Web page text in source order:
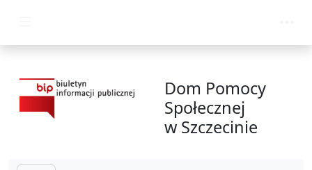
Dom Pomocy
Społecznej
w Szczecinie